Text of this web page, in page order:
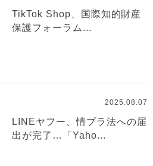
TikTok Shop、国際知的財産
保護フォーラム...
2025.08.07
LINEヤフー、情プラ法への届
出が完了…「Yaho...